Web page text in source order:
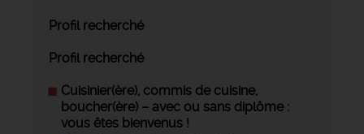
Profil recherché
Profil recherché
Cuisinier(ère), commis de cuisine,
boucher(ère) – avec ou sans diplôme :
vous êtes bienvenus !